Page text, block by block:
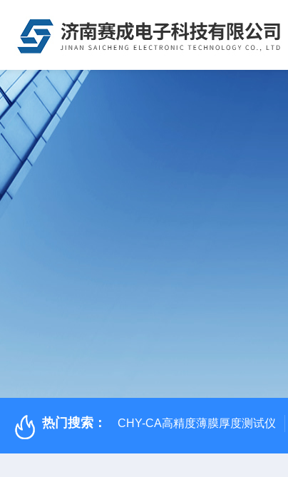
热门搜索： CHY-CA高精度薄膜厚度测试仪